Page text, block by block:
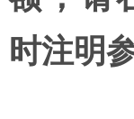
时注明